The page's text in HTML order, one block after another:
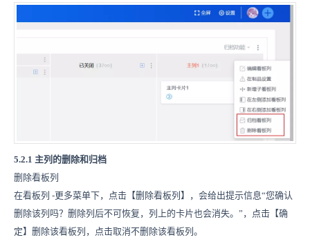
5.2.1 主列的删除和归档
删除看板列
在看板列 -更多菜单下，点击【删除看板列】，会给出提示信息“您确认
删除该列吗？删除列后不可恢复，列上的卡片也会消失。”，点击【确
定】删除该看板列，点击取消不删除该看板列。